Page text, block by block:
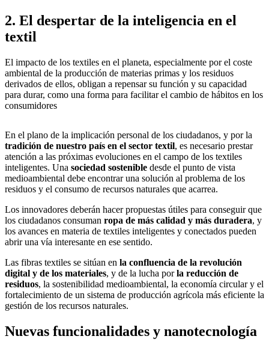
2. El despertar de la inteligencia en el
textil
El impacto de los textiles en el planeta, especialmente por el coste
ambiental de la producción de materias primas y los residuos
derivados de ellos, obligan a repensar su función y su capacidad
para durar, como una forma para facilitar el cambio de hábitos en los
consumidores
En el plano de la implicación personal de los ciudadanos, y por la
tradición de nuestro país en el sector textil, es necesario prestar
atención a las próximas evoluciones en el campo de los textiles
inteligentes. Una sociedad sostenible desde el punto de vista
medioambiental debe encontrar una solución al problema de los
residuos y el consumo de recursos naturales que acarrea.
Los innovadores deberán hacer propuestas útiles para conseguir que
los ciudadanos consuman ropa de más calidad y más duradera, y
los avances en materia de textiles inteligentes y conectados pueden
abrir una vía interesante en ese sentido.
Las fibras textiles se sitúan en la confluencia de la revolución
digital y de los materiales, y de la lucha porla reducción de
residuos, la sostenibilidad medioambiental, la economía circular y el
fortalecimiento de un sistema de producción agrícola más eficiente la
gestión de los recursos naturales.
Nuevas funcionalidades y nanotecnología